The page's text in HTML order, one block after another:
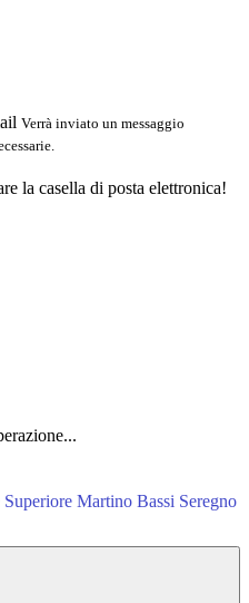
Verrà inviato un messaggio
la casella di posta elettronica!